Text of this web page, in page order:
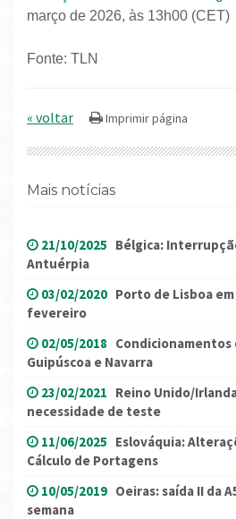
março de 2026, às 13h00 (CET)
Fonte: TLN
« voltar
Mais notícias
21/10/2025 Bélgica:
Antuérpia
03/02/2020 Porto de Lisboa
fevereiro
02/05/2018
Guipúscoa e Navarra
23/02/2021 Reino Unido/
necessidade de teste
11/06/2025 Eslováquia:
Cálculo de Portagens
10/05/2019 Oeiras: saída II da
semana